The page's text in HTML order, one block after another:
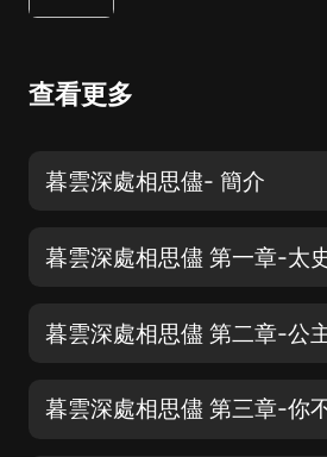
查看更多
暮雲深處相思儘- 簡介
暮雲深處相思儘 第一章-太
暮雲深處相思儘 第三章-你